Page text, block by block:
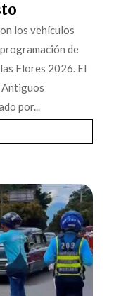
los vehículos
de
Flores 2026. El
por...